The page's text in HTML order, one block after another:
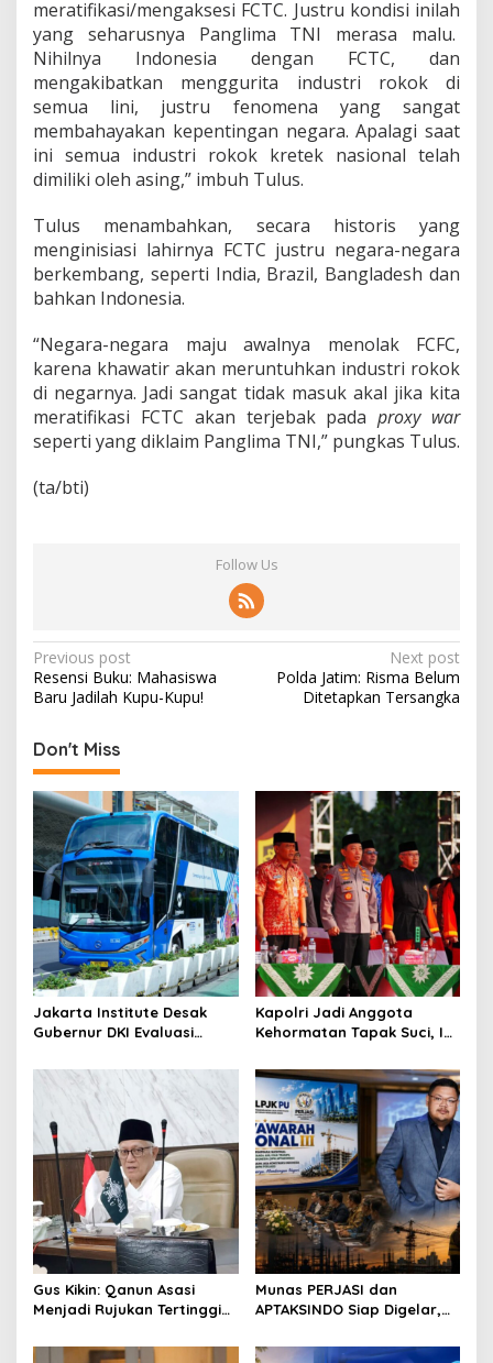
meratifikasi/mengaksesi FCTC. Justru kondisi inilah
yang seharusnya Panglima TNI merasa malu.
Nihilnya Indonesia dengan FCTC, dan
mengakibatkan menggurita industri rokok di
semua lini, justru fenomena yang sangat
membahayakan kepentingan negara. Apalagi saat
ini semua industri rokok kretek nasional telah
dimiliki oleh asing,” imbuh Tulus.
Tulus menambahkan, secara historis yang
menginisiasi lahirnya FCTC justru negara-negara
berkembang, seperti India, Brazil, Bangladesh dan
bahkan Indonesia.
“Negara-negara maju awalnya menolak FCFC,
karena khawatir akan meruntuhkan industri rokok
di negarnya. Jadi sangat tidak masuk akal jika kita
meratifikasi FCTC akan terjebak padaproxy war
seperti yang diklaim Panglima TNI,” pungkas Tulus.
(ta/bti)
Follow Us
P
o
t
n
a
v
i
g
a
t
i
o
n
Previous post
Resensi Buku: Mahasiswa
Baru Jadilah Kupu-Kupu!
Next post
Polda Jatim: Risma Belum
Ditetapkan Tersangka
Don't Miss
Jakarta Institute Desak
Gubernur DKI Evaluasi
Penumpang Diturunkan
Kapolri Jadi Anggota
Kehormatan Tapak Suci, Ini
Gus Kikin: Qanun Asasi
Menjadi Rujukan Tertinggi
Munas PERJASI dan
APTAKSINDO Siap Digelar,
Revisi AD/ART